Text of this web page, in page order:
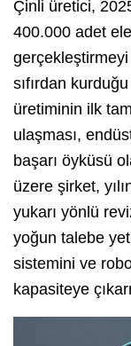
Çinli üretici,
400.000 adet
gerçekleştirmeyi
sıfırdan
üretiminin ilk
ulaşması,
başarı öyküsü
üzere şirket,
yukarı yönlü
yoğun talebe
sistemini ve
kapasiteye